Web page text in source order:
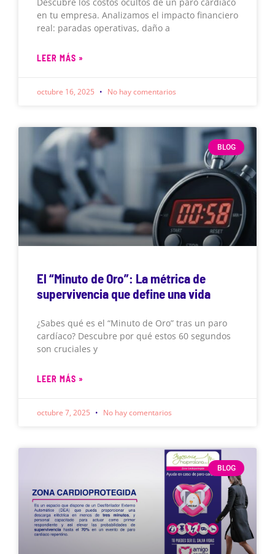
en tu empresa. Analizamos el impacto financiero
real: paradas operativas, daño a
LEER MÁS »
octubre 16, 2025 No hay comentarios
BLOG
El “Minuto de Oro”: La métrica de
supervivencia que define una vida
¿Sabes qué es el “Minuto de Oro” tras un paro
cardíaco? Descubre por qué estos 60 segundos
son cruciales y
LEER MÁS »
octubre 7, 2025 No hay comentarios
BLOG